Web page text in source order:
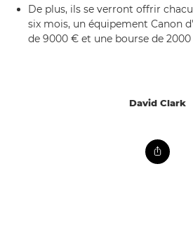
De plus, ils se verront offrir
six mois, un équipement Canon
de 9000 € et une bourse de 2000
David Clark